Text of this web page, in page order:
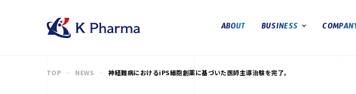
株式会社ケイファーマ（K Pharma, Inc.）
ABOUT BUSINESS
再生医療事業
TOP NEWS 神経難病におけるiPS細胞創薬に基づいた医師主導治験を完了。